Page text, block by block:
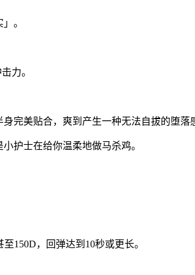
。
力。
完美贴合，爽到产生一种无法自拔的堕落
护士在给你温柔地做马杀鸡。
150D，回弹达到10秒或更长。